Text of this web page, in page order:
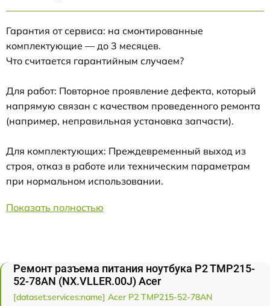
Гарантия от сервиса: на смонтированные
комплектующие — до 3 месяцев.
Что считается гарантийным случаем?
Для работ: Повторное проявление дефекта, который
напрямую связан с качеством проведенного ремонта
(например, неправильная установка запчасти).
Для комплектующих: Преждевременный выход из
строя, отказ в работе или техническим параметрам
при нормальном использовании.
Показать полностью
Ремонт разъема питания ноутбука P2 TMP215-
52-78AN (NX.VLLER.00J) Acer
[dataset:services:name] Acer P2 TMP215-52-78AN